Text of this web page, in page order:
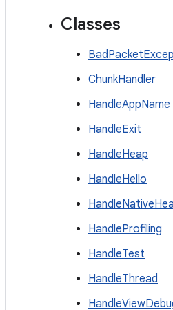
Classes
ChunkHandler
HandleAppName
HandleExit
HandleHeap
HandleHello
HandleProfiling
HandleTest
HandleThread